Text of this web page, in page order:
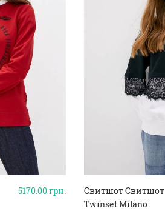
5170.00грн.
Свитшот Свитшот
Twinset Milano